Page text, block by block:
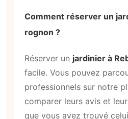
Oui, le service de
est largement disponible
commune et même dans
à Reckange, La Hestre